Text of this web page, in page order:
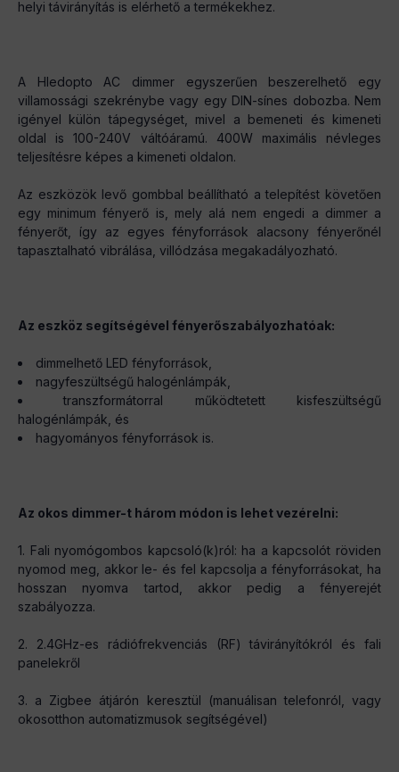
helyi távirányítás is elérhető a termékekhez.
A Hledopto AC dimmer egyszerűen beszerelhető egy
villamossági szekrénybe vagy egy DIN-sínes dobozba. Nem
igényel külön tápegységet, mivel a bemeneti és kimeneti
oldal is 100-240V váltóáramú. 400W maximális névleges
teljesítésre képes a kimeneti oldalon.
Az eszközök levő gombbal beállítható a telepítést követően
egy minimum fényerő is, mely alá nem engedi a dimmer a
fényerőt, így az egyes fényforrások alacsony fényerőnél
tapasztalható vibrálása, villódzása megakadályozható.
Az eszköz segítségével fényerőszabályozhatóak:
dimmelhető LED fényforrások,
nagyfeszültségű halogénlámpák,
transzformátorral működtetett kisfeszültségű
halogénlámpák, és
hagyományos fényforrások is.
Az okos dimmer-t három módon is lehet vezérelni:
1. Fali nyomógombos kapcsoló(k)ról: ha a kapcsolót röviden
nyomod meg, akkor le- és fel kapcsolja a fényforrásokat, ha
hosszan nyomva tartod, akkor pedig a fényerejét
szabályozza.
2. 2.4GHz-es rádiófrekvenciás (RF) távirányítókról és fali
panelekről
3. a Zigbee átjárón keresztül (manuálisan telefonról, vagy
okosotthon automatizmusok segítségével)